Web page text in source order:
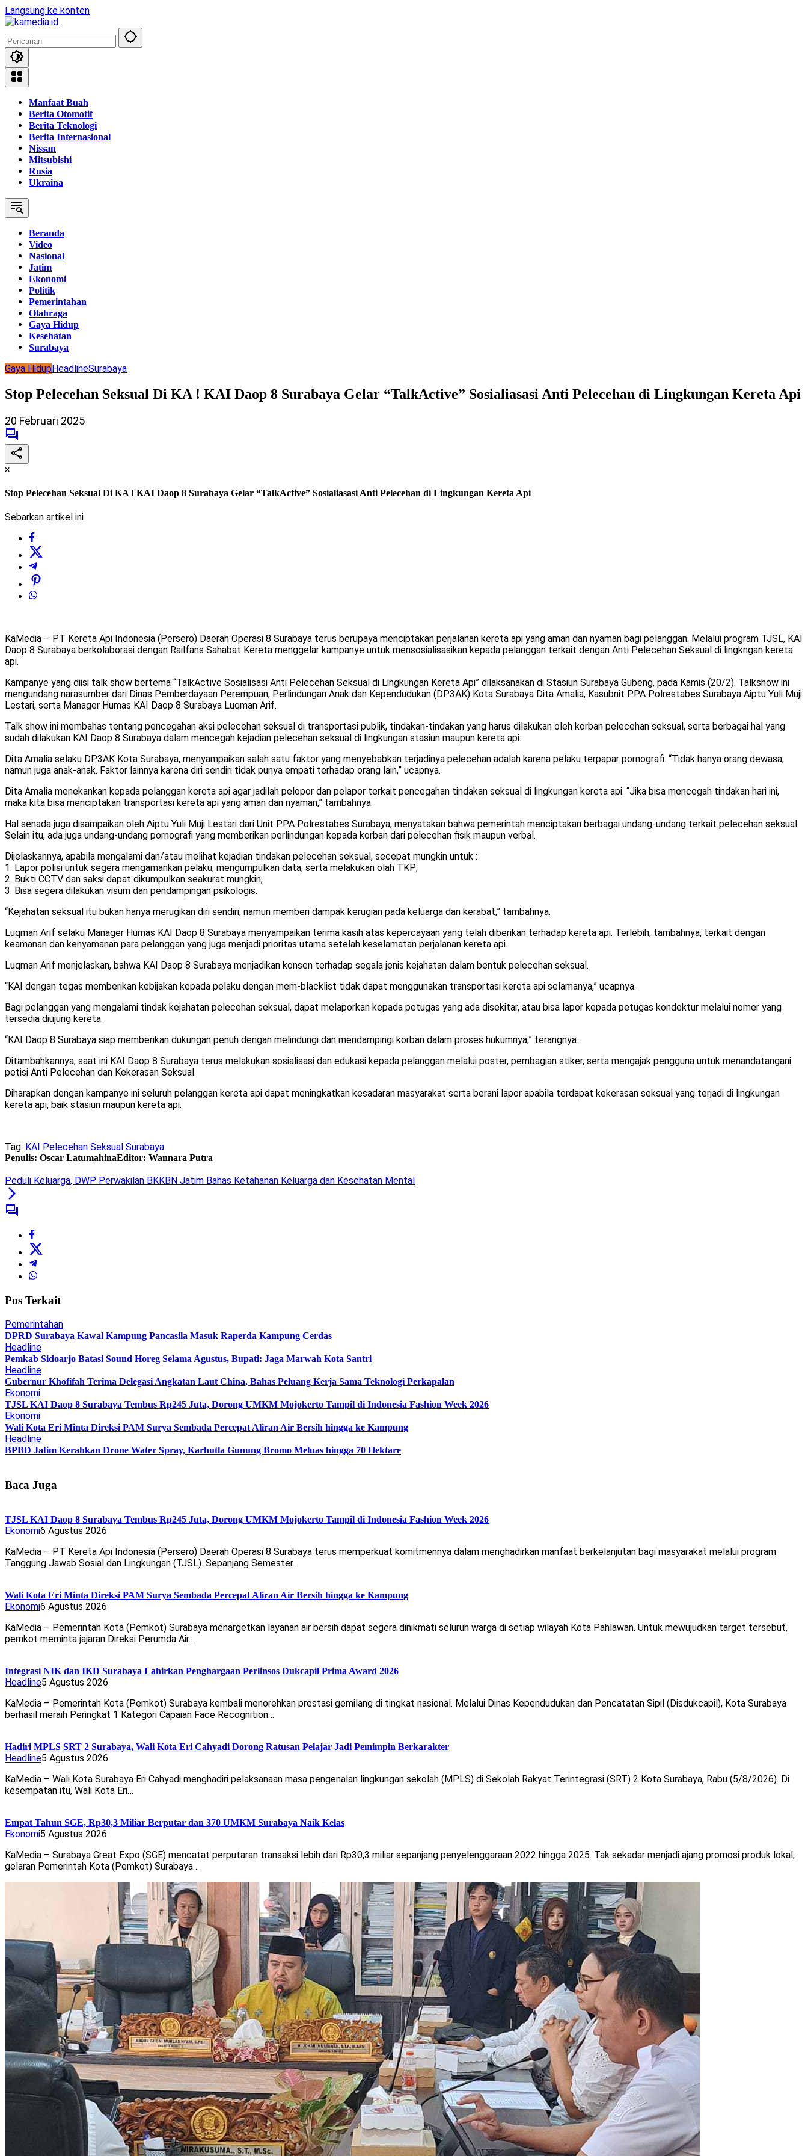
Langsung ke konten
Manfaat Buah
Berita Otomotif
Berita Teknologi
Berita Internasional
Nissan
Mitsubishi
Rusia
Ukraina
Beranda
Video
Nasional
Jatim
Ekonomi
Politik
Pemerintahan
Olahraga
Gaya Hidup
Kesehatan
Surabaya
Gaya HidupHeadlineSurabaya
Stop Pelecehan Seksual Di KA ! KAI Daop 8 Surabaya Gelar “TalkActive” Sosialiasasi Anti Pelecehan di Lingkungan Kereta Api
20 Februari 2025
×
Stop Pelecehan Seksual Di KA ! KAI Daop 8 Surabaya Gelar “TalkActive” Sosialiasasi Anti Pelecehan di Lingkungan Kereta Api
Sebarkan artikel ini
KaMedia – PT Kereta Api Indonesia (Persero) Daerah Operasi 8 Surabaya terus berupaya menciptakan perjalanan kereta api yang aman dan nyaman bagi pelanggan. Melalui program TJSL, KAI
Daop 8 Surabaya berkolaborasi dengan Railfans Sahabat Kereta menggelar kampanye untuk mensosialisasikan kepada pelanggan terkait dengan Anti Pelecehan Seksual di lingkngan kereta
api.
Kampanye yang diisi talk show bertema “TalkActive Sosialisasi Anti Pelecehan Seksual di Lingkungan Kereta Api” dilaksanakan di Stasiun Surabaya Gubeng, pada Kamis (20/2). Talkshow ini
mengundang narasumber dari Dinas Pemberdayaan Perempuan, Perlindungan Anak dan Kependudukan (DP3AK) Kota Surabaya Dita Amalia, Kasubnit PPA Polrestabes Surabaya Aiptu Yuli Muji
Lestari, serta Manager Humas KAI Daop 8 Surabaya Luqman Arif.
Talk show ini membahas tentang pencegahan aksi pelecehan seksual di transportasi publik, tindakan-tindakan yang harus dilakukan oleh korban pelecehan seksual, serta berbagai hal yang
sudah dilakukan KAI Daop 8 Surabaya dalam mencegah kejadian pelecehan seksual di lingkungan stasiun maupun kereta api.
Dita Amalia selaku DP3AK Kota Surabaya, menyampaikan salah satu faktor yang menyebabkan terjadinya pelecehan adalah karena pelaku terpapar pornografi. “Tidak hanya orang dewasa,
namun juga anak-anak. Faktor lainnya karena diri sendiri tidak punya empati terhadap orang lain,” ucapnya.
Dita Amalia menekankan kepada pelanggan kereta api agar jadilah pelopor dan pelapor terkait pencegahan tindakan seksual di lingkungan kereta api. “Jika bisa mencegah tindakan hari ini,
maka kita bisa menciptakan transportasi kereta api yang aman dan nyaman,” tambahnya.
Hal senada juga disampaikan oleh Aiptu Yuli Muji Lestari dari Unit PPA Polrestabes Surabaya, menyatakan bahwa pemerintah menciptakan berbagai undang-undang terkait pelecehan seksual.
Selain itu, ada juga undang-undang pornografi yang memberikan perlindungan kepada korban dari pelecehan fisik maupun verbal.
Dijelaskannya, apabila mengalami dan/atau melihat kejadian tindakan pelecehan seksual, secepat mungkin untuk :
1. Lapor polisi untuk segera mengamankan pelaku, mengumpulkan data, serta melakukan olah TKP;
2. Bukti CCTV dan saksi dapat dikumpulkan seakurat mungkin;
3. Bisa segera dilakukan visum dan pendampingan psikologis.
“Kejahatan seksual itu bukan hanya merugikan diri sendiri, namun memberi dampak kerugian pada keluarga dan kerabat,” tambahnya.
Luqman Arif selaku Manager Humas KAI Daop 8 Surabaya menyampaikan terima kasih atas kepercayaan yang telah diberikan terhadap kereta api. Terlebih, tambahnya, terkait dengan
keamanan dan kenyamanan para pelanggan yang juga menjadi prioritas utama setelah keselamatan perjalanan kereta api.
Luqman Arif menjelaskan, bahwa KAI Daop 8 Surabaya menjadikan konsen terhadap segala jenis kejahatan dalam bentuk pelecehan seksual.
“KAI dengan tegas memberikan kebijakan kepada pelaku dengan mem-blacklist tidak dapat menggunakan transportasi kereta api selamanya,” ucapnya.
Bagi pelanggan yang mengalami tindak kejahatan pelecehan seksual, dapat melaporkan kepada petugas yang ada disekitar, atau bisa lapor kepada petugas kondektur melalui nomer yang
tersedia diujung kereta.
“KAI Daop 8 Surabaya siap memberikan dukungan penuh dengan melindungi dan mendampingi korban dalam proses hukumnya,” terangnya.
Ditambahkannya, saat ini KAI Daop 8 Surabaya terus melakukan sosialisasi dan edukasi kepada pelanggan melalui poster, pembagian stiker, serta mengajak pengguna untuk menandatangani
petisi Anti Pelecehan dan Kekerasan Seksual.
Diharapkan dengan kampanye ini seluruh pelanggan kereta api dapat meningkatkan kesadaran masyarakat serta berani lapor apabila terdapat kekerasan seksual yang terjadi di lingkungan
kereta api, baik stasiun maupun kereta api.
Tag: KAI Pelecehan Seksual Surabaya
Penulis: Oscar LatumahinaEditor: Wannara Putra
Peduli Keluarga, DWP Perwakilan BKKBN Jatim Bahas Ketahanan Keluarga dan Kesehatan Mental
Pos Terkait
Pemerintahan
DPRD Surabaya Kawal Kampung Pancasila Masuk Raperda Kampung Cerdas
Headline
Pemkab Sidoarjo Batasi Sound Horeg Selama Agustus, Bupati: Jaga Marwah Kota Santri
Headline
Gubernur Khofifah Terima Delegasi Angkatan Laut China, Bahas Peluang Kerja Sama Teknologi Perkapalan
Ekonomi
TJSL KAI Daop 8 Surabaya Tembus Rp245 Juta, Dorong UMKM Mojokerto Tampil di Indonesia Fashion Week 2026
Ekonomi
Wali Kota Eri Minta Direksi PAM Surya Sembada Percepat Aliran Air Bersih hingga ke Kampung
Headline
BPBD Jatim Kerahkan Drone Water Spray, Karhutla Gunung Bromo Meluas hingga 70 Hektare
Baca Juga
TJSL KAI Daop 8 Surabaya Tembus Rp245 Juta, Dorong UMKM Mojokerto Tampil di Indonesia Fashion Week 2026
Ekonomi6 Agustus 2026
KaMedia – PT Kereta Api Indonesia (Persero) Daerah Operasi 8 Surabaya terus memperkuat komitmennya dalam menghadirkan manfaat berkelanjutan bagi masyarakat melalui program
Tanggung Jawab Sosial dan Lingkungan (TJSL). Sepanjang Semester…
Wali Kota Eri Minta Direksi PAM Surya Sembada Percepat Aliran Air Bersih hingga ke Kampung
Ekonomi6 Agustus 2026
KaMedia – Pemerintah Kota (Pemkot) Surabaya menargetkan layanan air bersih dapat segera dinikmati seluruh warga di setiap wilayah Kota Pahlawan. Untuk mewujudkan target tersebut,
pemkot meminta jajaran Direksi Perumda Air…
Integrasi NIK dan IKD Surabaya Lahirkan Penghargaan Perlinsos Dukcapil Prima Award 2026
Headline5 Agustus 2026
KaMedia – Pemerintah Kota (Pemkot) Surabaya kembali menorehkan prestasi gemilang di tingkat nasional. Melalui Dinas Kependudukan dan Pencatatan Sipil (Disdukcapil), Kota Surabaya
berhasil meraih Peringkat 1 Kategori Capaian Face Recognition…
Hadiri MPLS SRT 2 Surabaya, Wali Kota Eri Cahyadi Dorong Ratusan Pelajar Jadi Pemimpin Berkarakter
Headline5 Agustus 2026
KaMedia – Wali Kota Surabaya Eri Cahyadi menghadiri pelaksanaan masa pengenalan lingkungan sekolah (MPLS) di Sekolah Rakyat Terintegrasi (SRT) 2 Kota Surabaya, Rabu (5/8/2026). Di
kesempatan itu, Wali Kota Eri…
Empat Tahun SGE, Rp30,3 Miliar Berputar dan 370 UMKM Surabaya Naik Kelas
Ekonomi5 Agustus 2026
KaMedia – Surabaya Great Expo (SGE) mencatat perputaran transaksi lebih dari Rp30,3 miliar sepanjang penyelenggaraan 2022 hingga 2025. Tak sekadar menjadi ajang promosi produk lokal,
gelaran Pemerintah Kota (Pemkot) Surabaya…